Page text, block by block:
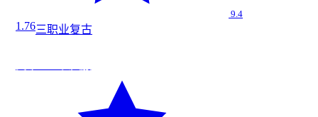
9.4
1.76三职业复古